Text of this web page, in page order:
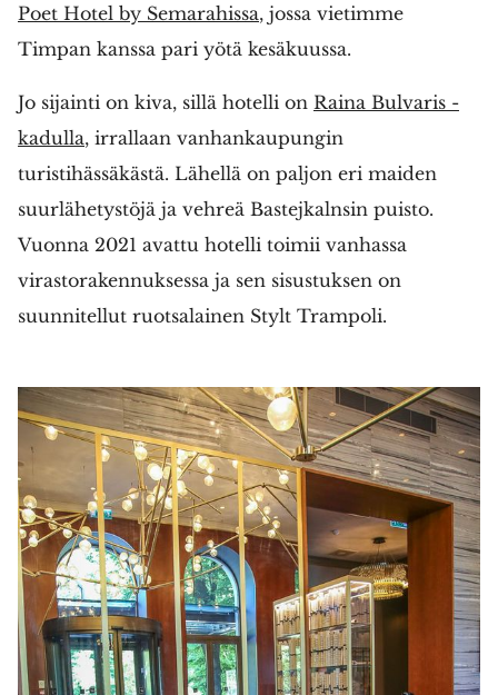
Poet Hotel by Semarahissa, jossa vietimme
Timpan kanssa pari yötä kesäkuussa.
Jo sijainti on kiva, sillä hotelli on Raina Bulvaris -
kadulla, irrallaan vanhankaupungin
turistihässäkästä. Lähellä on paljon eri maiden
suurlähetystöjä ja vehreä Bastejkalnsin puisto.
Vuonna 2021 avattu hotelli toimii vanhassa
virastorakennuksessa ja sen sisustuksen on
suunnitellut ruotsalainen Stylt Trampoli.